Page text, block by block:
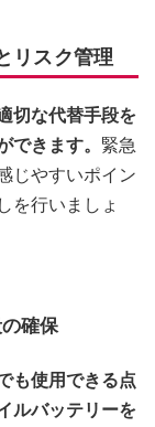
リスク管理
切な代替手段を
きます。 緊急
じやすいポイン
を行いましょ
確保
も使用できる点
ルバッテリーを